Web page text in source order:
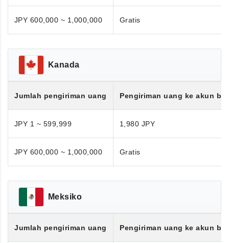
JPY 600,000 ~ 1,000,000 Gratis
Kanada
Jumlah pengiriman uang Pengiriman uang ke akun
JPY 1 ~ 599,999 1,980 JPY
JPY 600,000 ~ 1,000,000 Gratis
Meksiko
Jumlah pengiriman uang Pengiriman uang ke akun